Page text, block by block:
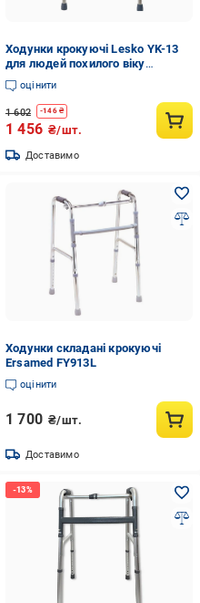
Ходунки крокуючі Lesko YK-13
для людей похилого віку
складані (11573007)
оцінити
1 602 -146₴
1 456 ₴/шт.
Доставимо
Ходунки складані крокуючі
Ersamed FY913L
оцінити
1 700 ₴/шт.
Доставимо